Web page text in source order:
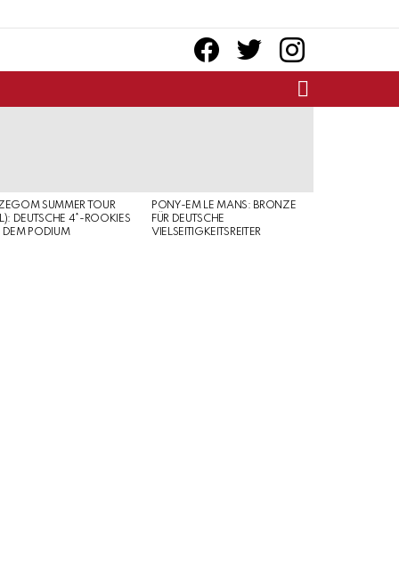
facebooktwitter instagram
SUMMER TOUR
DEUTSCHE 4*-ROOKIES
DEM PODIUM
PONY-EM LE MANS: BRONZE
FÜR DEUTSCHE
VIELSEITIGKEITSREITER